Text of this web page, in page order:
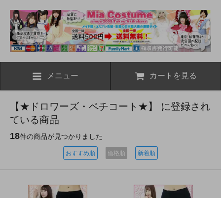
メニュー カートを見る
【★ドロワーズ・ペチコート★】 に登録され
ている商品
18件の商品が見つかりました
おすすめ順 価格順 新着順